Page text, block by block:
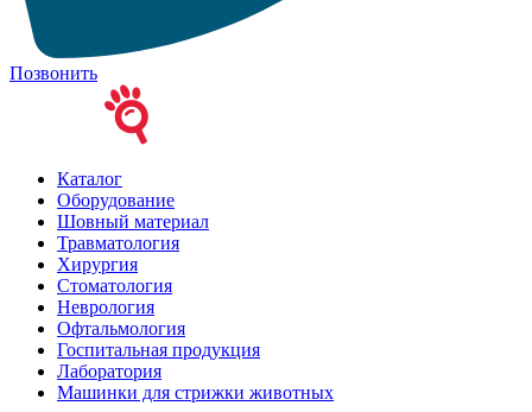
Позвонить
Каталог
Оборудование
Шовный материал
Травматология
Хирургия
Стоматология
Неврология
Офтальмология
Госпитальная продукция
Лаборатория
Машинки для стрижки животных